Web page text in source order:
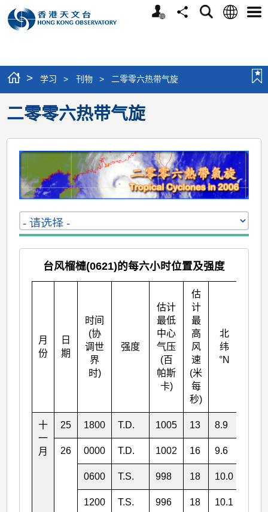
个
分
搜
语
选
> 学习 > 刊物 > 二零零六热带气旋
二零零六热带气旋
台风榴槤(0621)的每六小时位置及强度
月
份
日
期
时间
(协
调世
界
时)
强度
估计
最低
中心
气压
(百
帕斯
卡)
估
计
最
高
风
速
(米
每
秒)
北
纬
°N
十
一
月
25 1800 T.D. 1005 13 8.9
26 0000 T.D. 1002 16 9.6
0600 T.S. 998 18 10.0
1200 T.S. 996 18 10.1